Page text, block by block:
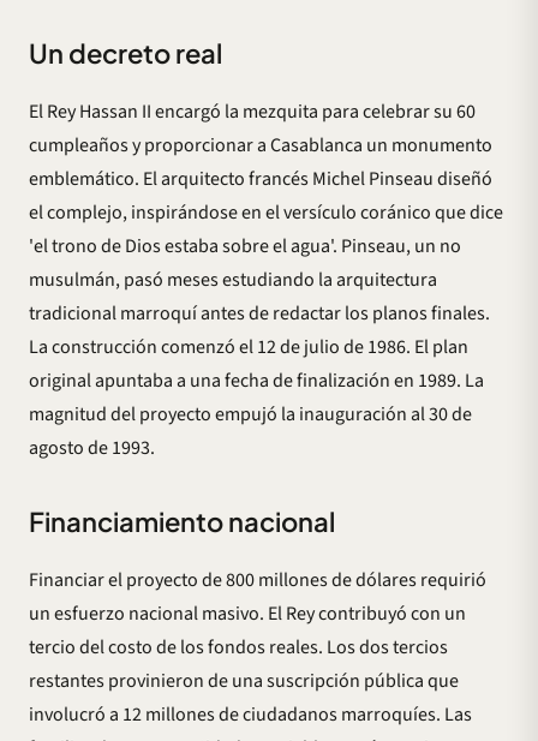
Un decreto real
El Rey Hassan II encargó la mezquita para celebrar su 60
cumpleaños y proporcionar a Casablanca un monumento
emblemático. El arquitecto francés Michel Pinseau diseñó
el complejo, inspirándose en el versículo coránico que dice
'el trono de Dios estaba sobre el agua'. Pinseau, un no
musulmán, pasó meses estudiando la arquitectura
tradicional marroquí antes de redactar los planos finales.
La construcción comenzó el 12 de julio de 1986. El plan
original apuntaba a una fecha de finalización en 1989. La
magnitud del proyecto empujó la inauguración al 30 de
agosto de 1993.
Financiamiento nacional
Financiar el proyecto de 800 millones de dólares requirió
un esfuerzo nacional masivo. El Rey contribuyó con un
tercio del costo de los fondos reales. Los dos tercios
restantes provinieron de una suscripción pública que
involucró a 12 millones de ciudadanos marroquíes. Las